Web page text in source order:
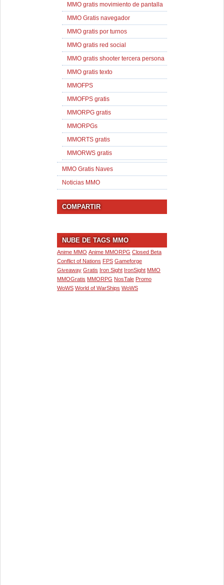
MMO gratis movimiento de pantalla
MMO Gratis navegador
MMO gratis por turnos
MMO gratis red social
MMO gratis shooter tercera persona
MMO gratis texto
MMOFPS
MMOFPS gratis
MMORPG gratis
MMORPGs
MMORTS gratis
MMORWS gratis
MMO Gratis Naves
Noticias MMO
COMPARTIR
NUBE DE TAGS MMO
Anime MMO Anime MMORPG Closed Beta
Conflict of Nations FPS Gameforge
Giveaway Gratis Iron Sight IronSight MMO
MMOGratis MMORPG NosTale Promo
WoWS World of WarShips WoWS